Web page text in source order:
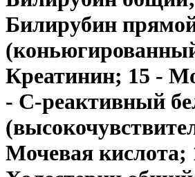
Билирубин
Креатинин; 15 -
- С-реактивный
Мочевая кислота;